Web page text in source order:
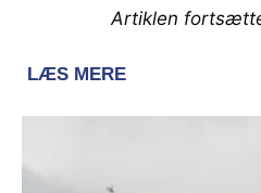
Artiklen